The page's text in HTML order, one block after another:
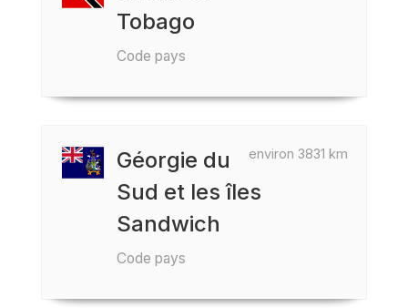
Tobago
Code pays
environ 3831 km
Géorgie du
Sud et les îles
Sandwich
Code pays